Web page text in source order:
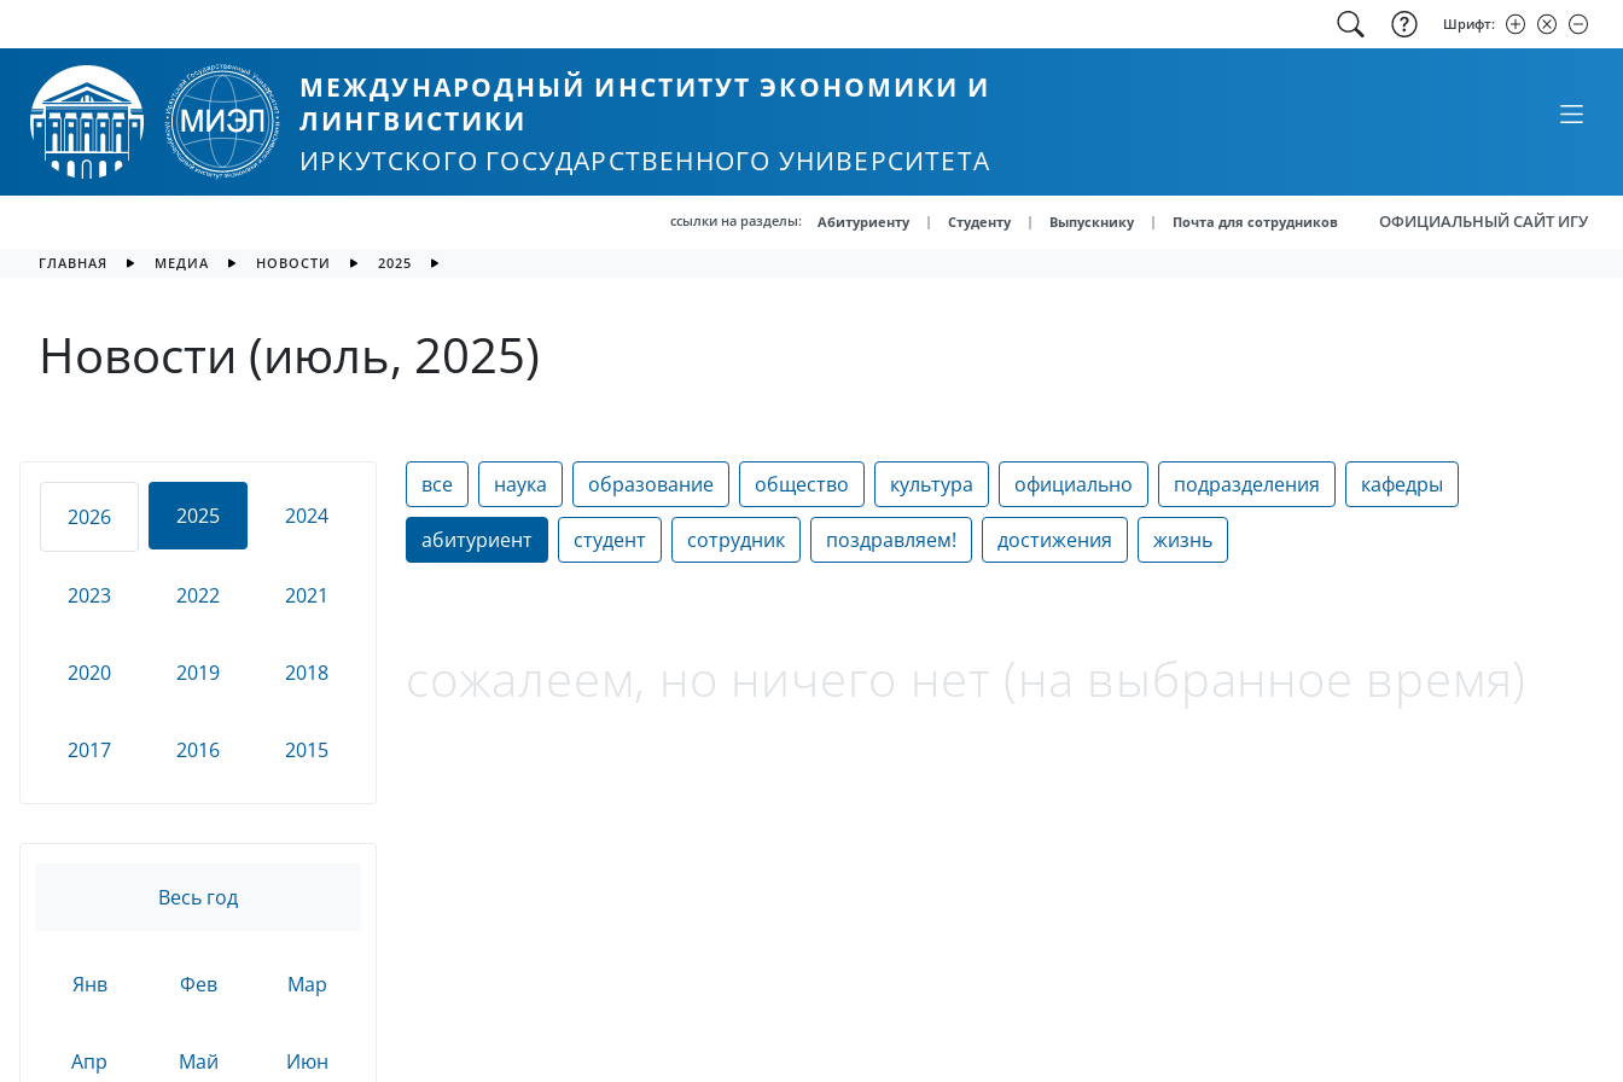
Шрифт:
МЕЖДУНАРОДНЫЙ ИНСТИТУТ ЭКОНОМИКИ И
ЛИНГВИСТИКИ
ИРКУТСКОГО ГОСУДАРСТВЕННОГО УНИВЕРСИТЕТА
ссылки на разделы: Абитуриенту | Студенту | Выпускнику | Почта для сотрудников ОФИЦИАЛЬНЫЙ САЙТ ИГУ
ГЛАВНАЯ МЕДИА НОВОСТИ 2025
Новости (июль, 2025)
2026 2025 2024
2023 2022 2021
2020 2019 2018
2017 2016 2015
Весь год
Янв Фев Мар
Апр Май Июн
все наука образование общество культура официально подразделения кафедры
абитуриент студент сотрудник поздравляем! достижения жизнь
сожалеем, но ничего нет (на выбранное время)